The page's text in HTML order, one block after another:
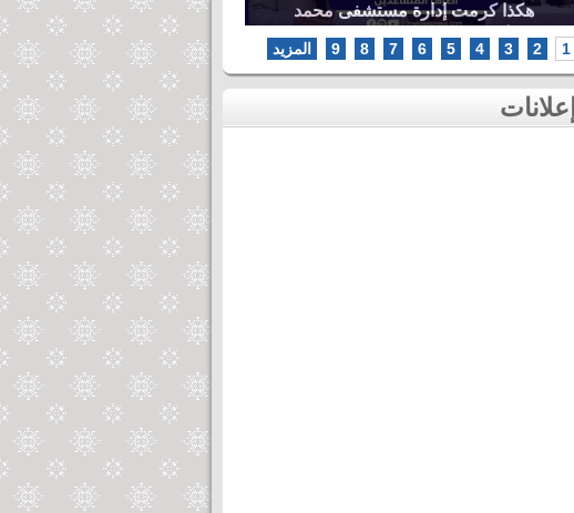
هكذا كرمت إدارة مستشفى محمد
الخامس أطرها المتقاعدين
1
2
3
4
5
6
7
8
9 المزيد